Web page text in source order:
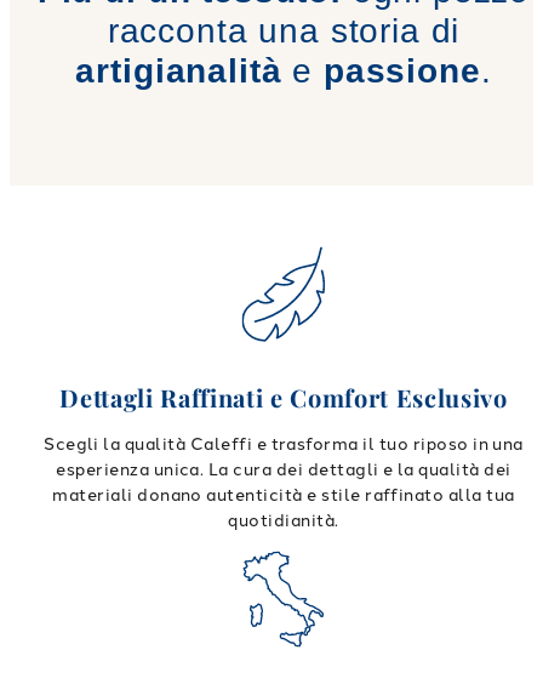
racconta una storia di
artigianalità e passione.
Dettagli Raffinati e Comfort Esclusivo
Scegli la qualità Caleffi e trasforma il tuo riposo in una
esperienza unica. La cura dei dettagli e la qualità dei
materiali donano autenticità e stile raffinato alla tua
quotidianità.